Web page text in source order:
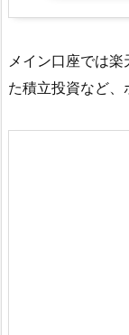
メイン口座では
た積立投資など、